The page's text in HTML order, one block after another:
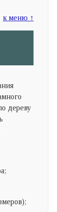
к меню ↑
дереву